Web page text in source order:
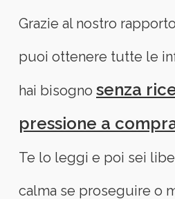
Grazie al nostro
puoi ottenere tutte le
hai bisogno senza
pressione a
Te lo leggi e poi sei
calma se proseguire o